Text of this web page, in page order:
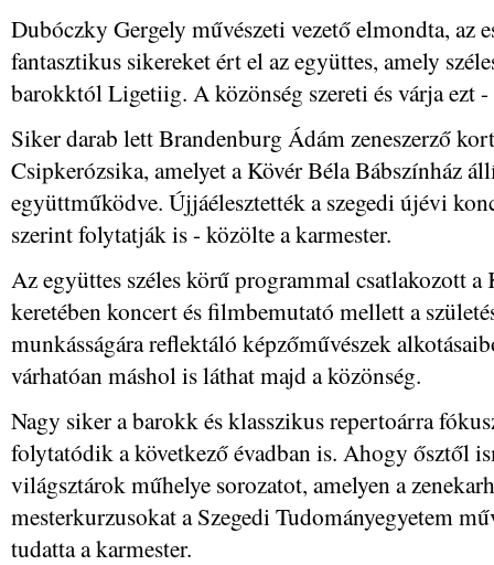
Dubóczky Gergely művészeti vezető elmondta, az
fantasztikus sikereket ért el az együttes, amely
barokktól Ligetiig. A közönség szereti és várja ezt -
Siker darab lett Brandenburg Ádám zeneszerző
Csipkerózsika, amelyet a Kövér Béla Bábszínház
együttműködve. Újjáélesztették a szegedi újévi
szerint folytatják is - közölte a karmester.
Az együttes széles körű programmal csatlakozott
keretében koncert és filmbemutató mellett a
munkásságára reflektáló képzőművészek
várhatóan máshol is láthat majd a közönség.
Nagy siker a barokk és klasszikus repertoárra
folytatódik a következő évadban is. Ahogy ősztől
világsztárok műhelye sorozatot, amelyen a
mesterkurzusokat a Szegedi Tudományegyetem
tudatta a karmester.